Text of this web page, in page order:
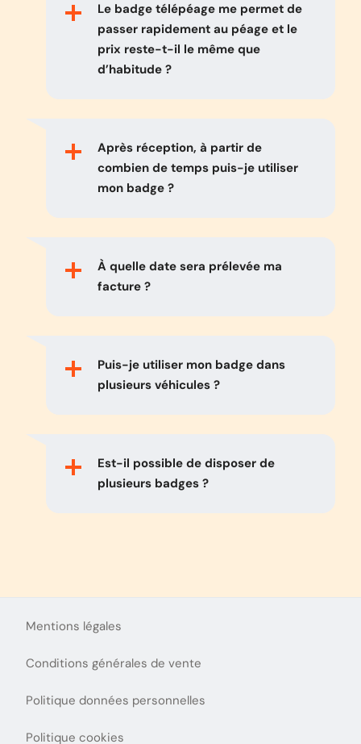
Le badge télépéage me permet de
passer rapidement au péage et le
prix reste-t-il le même que
d’habitude ?
Après réception, à partir de
combien de temps puis-je utiliser
mon badge ?
À quelle date sera prélevée ma
facture ?
Puis-je utiliser mon badge dans
plusieurs véhicules ?
Est-il possible de disposer de
plusieurs badges ?
Mentions légales
Conditions générales de vente
Politique données personnelles
Politique cookies